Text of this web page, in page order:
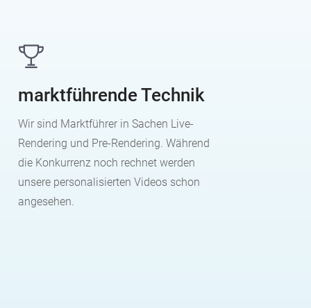
marktführende Technik
Wir sind Marktführer in Sachen Live-
Rendering und Pre-Rendering. Während
die Konkurrenz noch rechnet werden
unsere personalisierten Videos schon
angesehen.